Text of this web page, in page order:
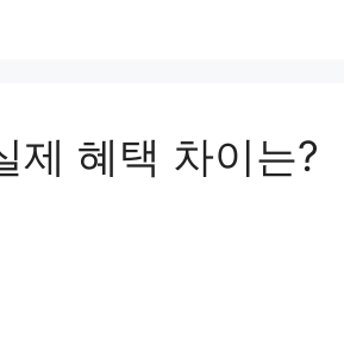
제 혜택 차이는?